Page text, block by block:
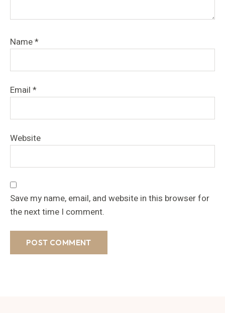
Name*
Email *
Website
Save my name, email, and website in this browser for
the next time I comment.